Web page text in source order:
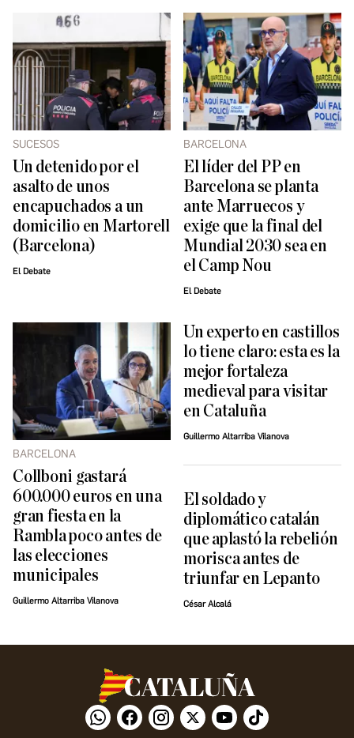
SUCESOS
Un detenido por el
asalto de unos
encapuchados a un
domicilio en Martorell
(Barcelona)
El Debate
BARCELONA
El líder del PP en
Barcelona se planta
ante Marruecos y
exige que la final del
Mundial 2030 sea en
el Camp Nou
El Debate
BARCELONA
Collboni gastará
600.000 euros en una
gran fiesta en la
Rambla poco antes de
las elecciones
municipales
Guillermo Altarriba Vilanova
Un experto en castillos
lo tiene claro: esta es la
mejor fortaleza
medieval para visitar
en Cataluña
Guillermo Altarriba Vilanova
El soldado y
diplomático catalán
que aplastó la rebelión
morisca antes de
triunfar en Lepanto
César Alcalá